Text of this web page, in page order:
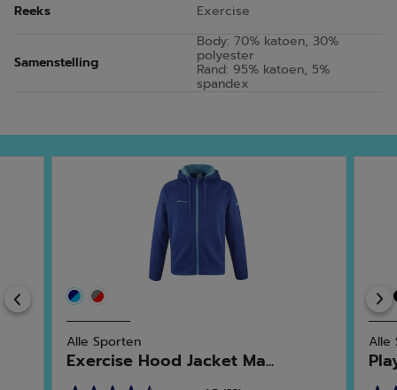
Reeks Exercise
Samenstelling
Body: 70% katoen, 30%
polyester
Rand: 95% katoen, 5%
spandex
Previous
Alle Sporten
Exercise Hood Jacket Ma...
Alle